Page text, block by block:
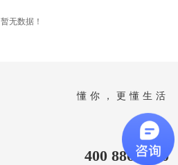
暂无数据！
懂你，更懂生活
全国客服热线
400 8866 020